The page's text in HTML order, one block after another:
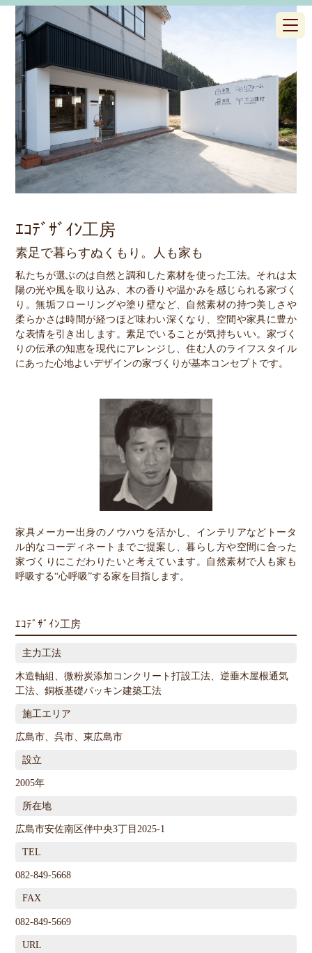
ｴｺﾃﾞｻﾞｲﾝ工房
素足で暮らすぬくもり。人も家も
私たちが選ぶのは自然と調和した素材を使った工法。それは太
陽の光や風を取り込み、木の香りや温かみを感じられる家づく
り。無垢フローリングや塗り壁など、自然素材の持つ美しさや
柔らかさは時間が経つほど味わい深くなり、空間や家具に豊か
な表情を引き出します。素足でいることが気持ちいい。家づく
りの伝承の知恵を現代にアレンジし、住む人のライフスタイル
にあった心地よいデザインの家づくりが基本コンセプトです。
家具メーカー出身のノウハウを活かし、インテリアなどトータ
ル的なコーディネートまでご提案し、暮らし方や空間に合った
家づくりにこだわりたいと考えています。自然素材で人も家も
呼吸する“心呼吸”する家を目指します。
ｴｺﾃﾞｻﾞｲﾝ工房
主力工法
木造軸組、微粉炭添加コンクリート打設工法、逆垂木屋根通気
工法、銅板基礎パッキン建築工法
施工エリア
広島市、呉市、東広島市
設立
2005年
所在地
広島市安佐南区伴中央3丁目2025-1
TEL
082-849-5668
FAX
082-849-5669
URL